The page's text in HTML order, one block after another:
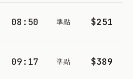
08:50 準點 $251
09:17 準點 $389